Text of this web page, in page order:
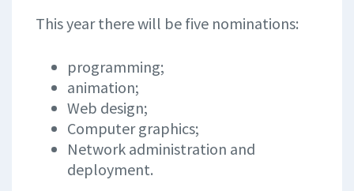
This year there will be five nominations:
programming;
animation;
Web design;
Computer graphics;
Network administration and
deployment.